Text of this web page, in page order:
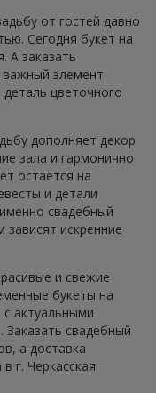
от гостей давно
Сегодня букет на
А заказать
важный элемент
цветочного
дополняет декор
зала и гармонично
остаётся на
и детали
свадебный
искренние
и свежие
букеты на
актуальными
свадебный
а доставка
г. Черкасская